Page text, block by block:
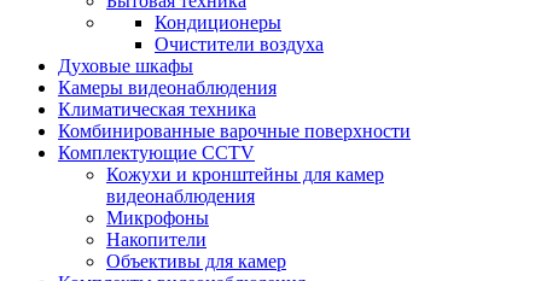
Кондиционеры
Очистители воздуха
Духовые шкафы
Камеры видеонаблюдения
Климатическая техника
Комбинированные варочные поверхности
Комплектующие CCTV
Кожухи и кронштейны для камер
видеонаблюдения
Микрофоны
Накопители
Объективы для камер